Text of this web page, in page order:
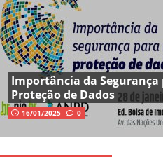
Importância da Segurança
Proteção de Dados
16/01/2025 0